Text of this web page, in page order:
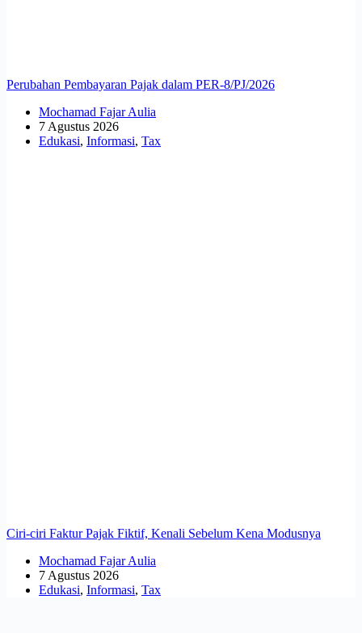
Perubahan Pembayaran Pajak dalam PER-8/PJ/2026
Mochamad Fajar Aulia
7 Agustus 2026
Edukasi, Informasi, Tax
Ciri-ciri Faktur Pajak Fiktif, Kenali Sebelum Kena Modusnya
Mochamad Fajar Aulia
7 Agustus 2026
Edukasi, Informasi, Tax